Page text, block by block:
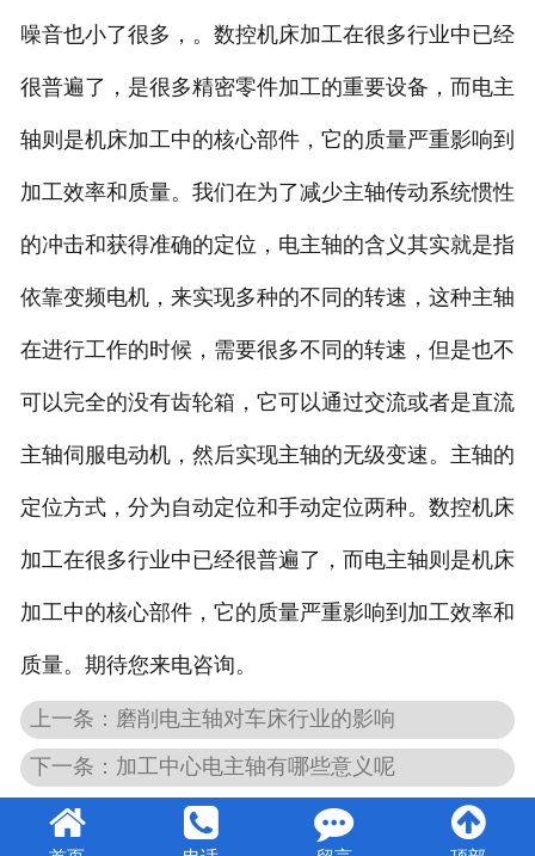
噪音也小了很多，。数控机床加工在很多行业中已经
很普遍了，是很多精密零件加工的重要设备，而电主
轴则是机床加工中的核心部件，它的质量严重影响到
加工效率和质量。我们在为了减少主轴传动系统惯性
的冲击和获得准确的定位，电主轴的含义其实就是指
依靠变频电机，来实现多种的不同的转速，这种主轴
在进行工作的时候，需要很多不同的转速，但是也不
可以完全的没有齿轮箱，它可以通过交流或者是直流
主轴伺服电动机，然后实现主轴的无级变速。主轴的
定位方式，分为自动定位和手动定位两种。数控机床
加工在很多行业中已经很普遍了，而电主轴则是机床
加工中的核心部件，它的质量严重影响到加工效率和
质量。期待您来电咨询。
上一条：磨削电主轴对车床行业的影响
下一条：加工中心电主轴有哪些意义呢